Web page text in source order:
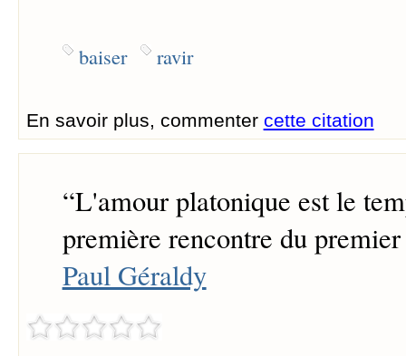
baiser ravir
En savoir plus, commenter cette citation
“L'amour platonique est le
première rencontre du premier
Paul Géraldy